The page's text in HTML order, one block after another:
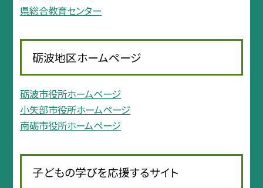
県総合教育センター
砺波地区ホームページ
砺波市役所ホームページ
小矢部市役所ホームページ
南砺市役所ホームページ
子どもの学びを応援するサイト